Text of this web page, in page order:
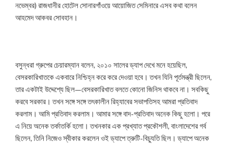
নভেম্বর) রাজধানীর হোটেল সোনারগাঁওয়ে আয়োজিত সেমিনারে এসব কথা বলেন
আহমেদ আকবর সোবহান।
বসুন্ধরা গ্রুপের চেয়ারম্যান বলেন, ২০১০ সালের ড্যাপ দেখে মনে হয়েছিল,
বেসরকারিখাতকে একবারে নিশ্চিহ্ন করে করে দেওয়া হবে। তখন যিনি পূর্তমন্ত্রী ছিলেন,
তার একটাই উদ্দেশ্যে ছিল—বেসরকারিখাত বলতে কোনো জিনিস থাকবে না। সবকিছু
করবে সরকার। তখন সঙ্গে সঙ্গে তৎকালীন রিহ্যাবের সভাপতিসহ আমরা প্রতিবাদ
করলাম। আমি প্রতিবাদ করলাম। আমার সঙ্গে বাদ-প্রতিবাদ অনেক কিছু হলো। পরে
এ নিয়ে অনেক তর্কাতর্কি হলো। তখনকার এক প্রখ্যাত প্রকৌশলী, বাংলাদেশের গর্ব
ছিলেন, তিনি নিজেও স্বীকার করলেন ওই ড্যাপে ত্রুটি-বিচ্যুতি ছিল। ড্যাপে অনেক